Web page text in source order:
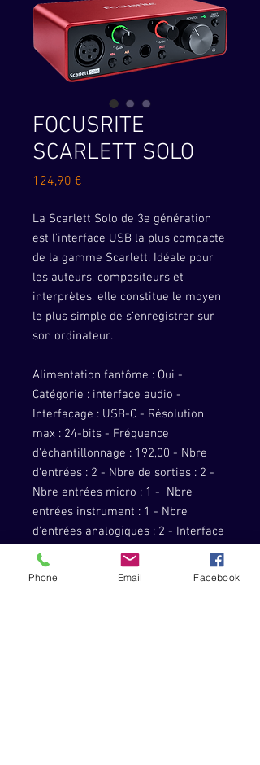
FOCUSRITE
SCARLETT SOLO
124,90 €
La Scarlett Solo de 3e génération
est l’interface USB la plus compacte
de la gamme Scarlett. Idéale pour
les auteurs, compositeurs et
interprètes, elle constitue le moyen
le plus simple de s’enregistrer sur
son ordinateur.
Alimentation fantôme : Oui -
Catégorie : interface audio -
Interfaçage : USB-C - Résolution
max : 24-bits - Fréquence
d'échantillonnage : 192,00 - Nbre
d'entrées : 2 - Nbre de sorties : 2 -
Nbre entrées micro : 1 - Nbre
entrées instrument : 1 - Nbre
d'entrées analogiques : 2 - Interface
MIDI : Non - Wordclock : Non -
Compatibilité : Mac, PC - Logiciels
Phone Email Facebook